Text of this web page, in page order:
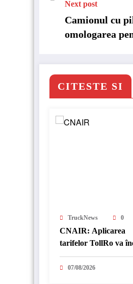
Next post
Camionul cu
omologarea
CITESTE SI
TruckNews 0
CNAIR: Aplicarea
tarifelor TollRo va
la 1 octombrie 2026
07/08/2026